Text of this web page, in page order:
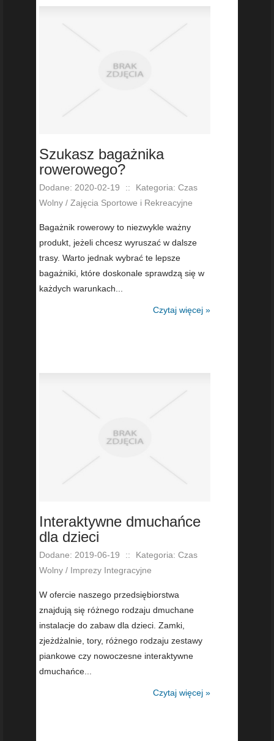
Szukasz bagażnika
rowerowego?
Dodane: 2020-02-19 ::
Kategoria: Czas
Wolny / Zajęcia Sportowe i Rekreacyjne
Bagażnik rowerowy to niezwykle ważny
produkt, jeżeli chcesz wyruszać w dalsze
trasy. Warto jednak wybrać te lepsze
bagażniki, które doskonale sprawdzą się w
każdych warunkach...
Czytaj więcej »
Interaktywne dmuchańce
dla dzieci
Dodane: 2019-06-19 ::
Kategoria: Czas
Wolny / Imprezy Integracyjne
W ofercie naszego przedsiębiorstwa
znajdują się różnego rodzaju dmuchane
instalacje do zabaw dla dzieci. Zamki,
zjeżdżalnie, tory, różnego rodzaju zestawy
piankowe czy nowoczesne interaktywne
dmuchańce...
Czytaj więcej »